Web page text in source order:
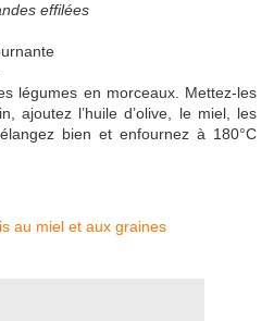
effilées
légumes en morceaux. Mettez-les
ajoutez l’huile d’olive, le miel, les
bien et enfournez à 180°C